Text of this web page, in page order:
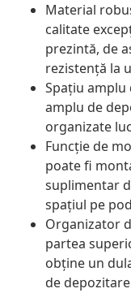
Material
calitate
prezintă, de
rezistență la
Spațiu
amplu de
organizate
Funcție de
poate fi
suplimentar
spațiul pe
Organizator
partea
obține un
de